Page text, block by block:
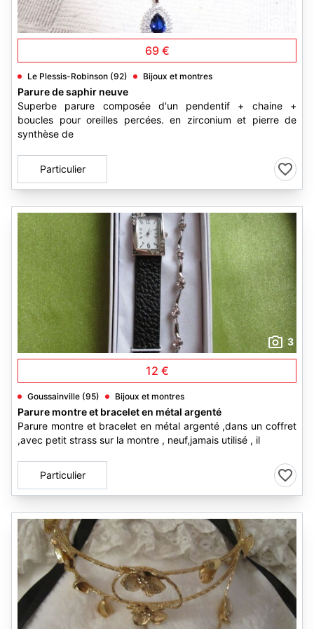
69 €
Le Plessis-Robinson (92) Bijoux et montres
Parure de saphir neuve
Superbe parure composée d'un pendentif + chaine +
boucles pour oreilles percées. en zirconium et pierre de
synthèse de
Particulier
3
12 €
Goussainville (95) Bijoux et montres
Parure montre et bracelet en métal argenté
Parure montre et bracelet en métal argenté ,dans un coffret
,avec petit strass sur la montre , neuf,jamais utilisé , il
Particulier